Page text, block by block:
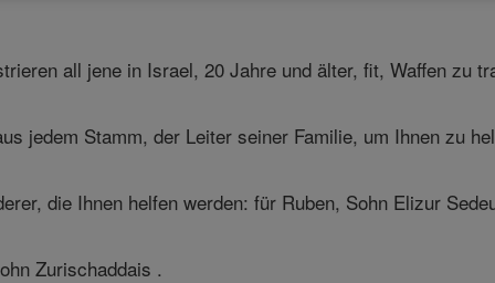
all jene in Israel, 20 Jahre und älter, fit, Waffen zu
jedem Stamm, der Leiter seiner Familie, um Ihnen zu
die Ihnen helfen werden: für Ruben, Sohn Elizur
Zurischaddais .